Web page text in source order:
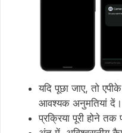
यदि पूछा जाए, तो
आवश्यक अनुमतियां दें।
प्रक्रिया पूरी होने तक